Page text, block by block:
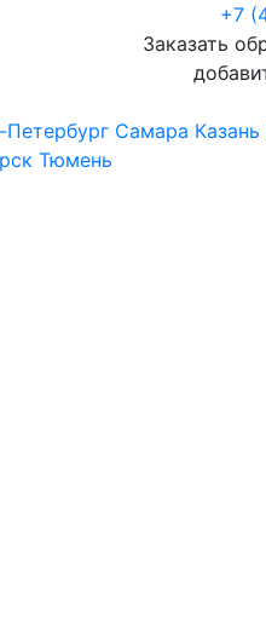
+7
Заказать
Петербург Самара Казань
Тюмень